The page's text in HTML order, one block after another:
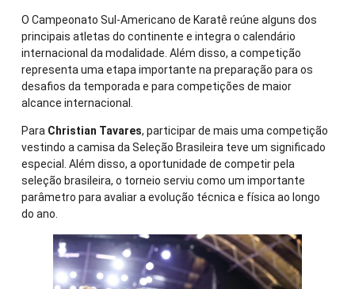
O Campeonato Sul-Americano de Karatê reúne alguns dos
principais atletas do continente e integra o calendário
internacional da modalidade. Além disso, a competição
representa uma etapa importante na preparação para os
desafios da temporada e para competições de maior
alcance internacional.
Para Christian Tavares, participar de mais uma competição
vestindo a camisa da Seleção Brasileira teve um significado
especial. Além disso, a oportunidade de competir pela
seleção brasileira, o torneio serviu como um importante
parâmetro para avaliar a evolução técnica e física ao longo
do ano.